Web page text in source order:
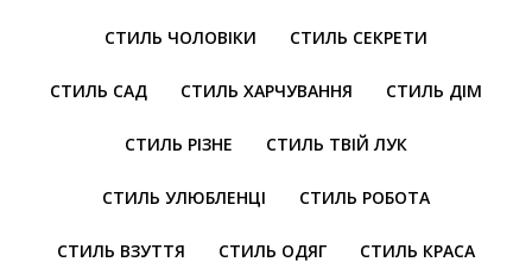
СТИЛЬ ЧОЛОВІКИ СТИЛЬ СЕКРЕТИ
СТИЛЬ САД СТИЛЬ ХАРЧУВАННЯ СТИЛЬ ДІМ
СТИЛЬ РІЗНЕ СТИЛЬ ТВІЙ ЛУК
СТИЛЬ УЛЮБЛЕНЦІ СТИЛЬ РОБОТА
СТИЛЬ ВЗУТТЯ СТИЛЬ ОДЯГ СТИЛЬ КРАСА